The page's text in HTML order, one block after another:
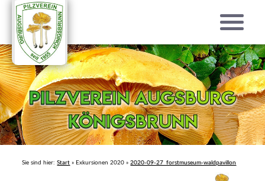
Pilzverein Augsburg
Königsbrunn
Pilzverein Augsburg
Königsbrunn
Sie sind hier:Start » Exkursionen 2020 »2020-09-27_forstmuseum-waldpavillon